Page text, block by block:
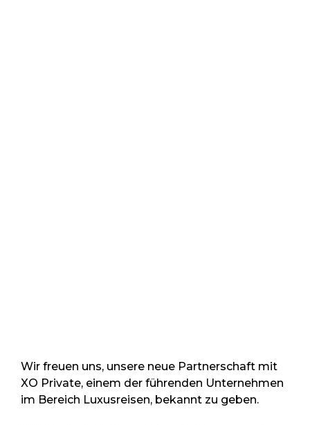
Wir freuen uns, unsere neue Partnerschaft mit
XO Private, einem der führenden Unternehmen
im Bereich Luxusreisen, bekannt zu geben.